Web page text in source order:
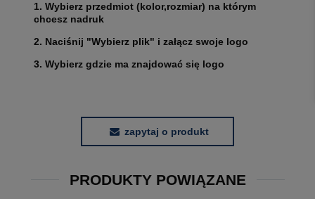
1. Wybierz przedmiot (kolor,rozmiar) na którym
chcesz nadruk
2. Naciśnij "Wybierz plik" i załącz swoje logo
3. Wybierz gdzie ma znajdować się logo
zapytaj o produkt
PRODUKTY POWIĄZANE